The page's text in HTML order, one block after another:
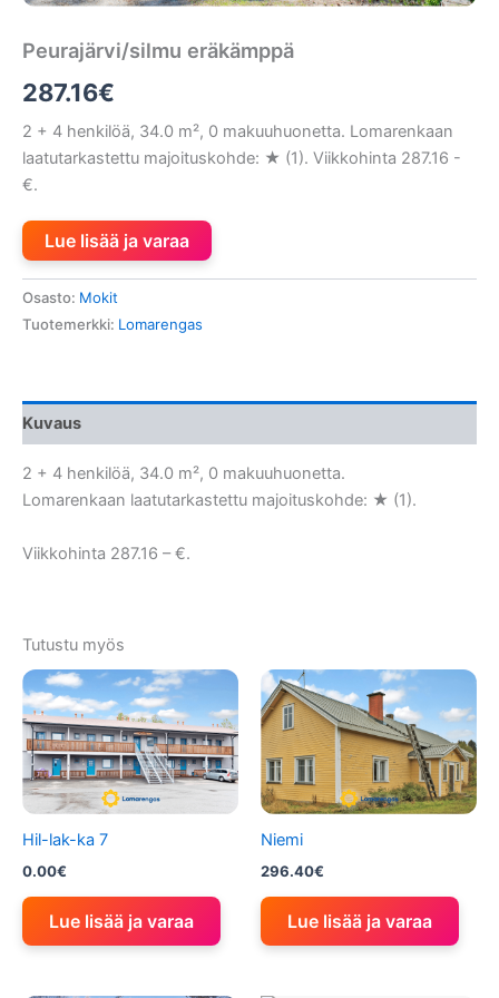
Peurajärvi/silmu eräkämppä
287.16€
2 + 4 henkilöä, 34.0 m², 0 makuuhuonetta. Lomarenkaan
laatutarkastettu majoituskohde: ★ (1). Viikkohinta 287.16 -
€.
Lue lisää ja varaa
Osasto: Mokit
Tuotemerkki: Lomarengas
Kuvaus
2 + 4 henkilöä, 34.0 m², 0 makuuhuonetta.
Lomarenkaan laatutarkastettu majoituskohde: ★ (1).
Viikkohinta 287.16 – €.
Tutustu myös
Hil-lak-ka 7
0.00€
Lue lisää ja varaa
Niemi
296.40€
Lue lisää ja varaa